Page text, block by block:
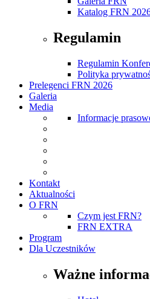
Katalog FRN
Regulamin
Regulamin
Polityka
Prelegenci FRN 2026
Galeria
Media
Informacje
Kontakt
Aktualności
O FRN
Czym jest FRN?
FRN EXTRA
Program
Dla Uczestników
Ważne